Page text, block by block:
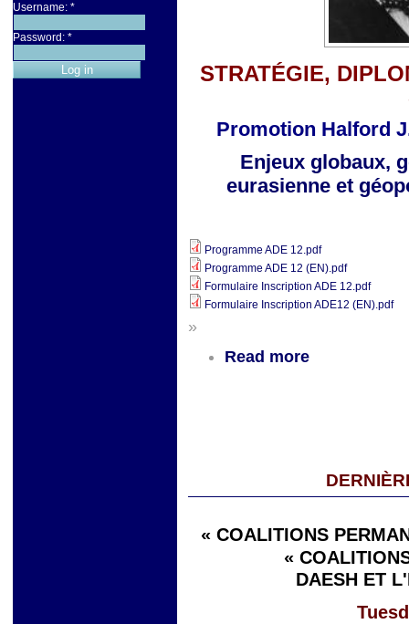
Username: *
Password: *
STRATÉGIE,
Promotion Halford
Enjeux globaux,
eurasienneet
Programme ADE 12.pdf
Programme ADE 12 (EN).pdf
Formulaire Inscription ADE 12.pdf
Formulaire Inscription ADE12 (EN).pdf
»
Read more
« COALITIONS
«
DAESH ET